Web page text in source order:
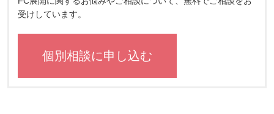
受けしています。
個別相談に申し込む